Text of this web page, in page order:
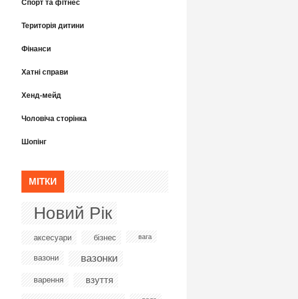
Спорт та фітнес
Територія дитини
Фінанси
Хатні справи
Хенд-мейд
Чоловіча сторінка
Шопінг
МІТКИ
Новий Рік
аксесуари бізнес вага
вазони вазонки
варення взуття